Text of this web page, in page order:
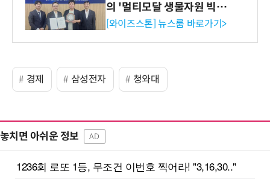
의 '멀티모달 생물자원 빅데
이터'에 DQ인증 최고 등급
[와이즈스톤] 뉴스룸 바로가기>
경제 삼성전자 청와대
놓치면 아쉬운 정보 AD